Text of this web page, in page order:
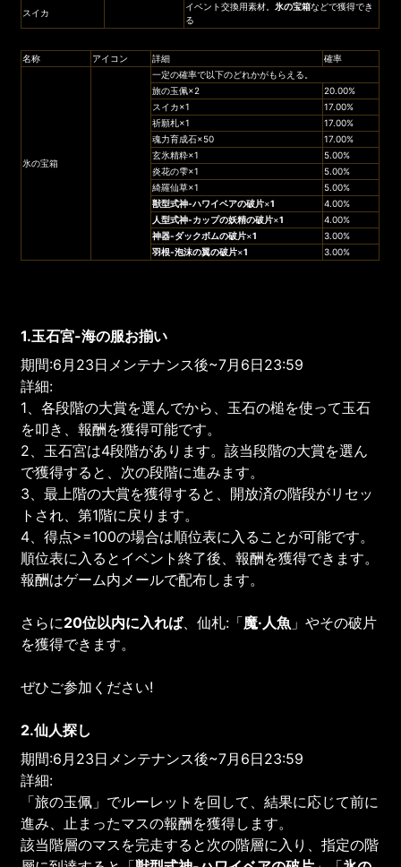
スイカ
イベント交換用素材。氷の宝箱などで獲得でき
る
名称 アイコン 詳細 確率
氷の宝箱
一定の確率で以下のどれかがもらえる。
旅の玉佩×2
20.00%
スイカ×1
17.00%
祈願札×1
17.00%
魂力育成石×50
17.00%
玄氷精粋×1
5.00%
炎花の雫×1
5.00%
綺羅仙草×1
5.00%
獣型式神-ハワイベアの破片×1
4.00%
人型式神-カップの妖精の破片×1
4.00%
神器-ダックボムの破片×1
3.00%
羽根-泡沫の翼の破片×1 3.00%
1.玉石宮-海の服お揃い
期間:6月23日メンテナンス後~7月6日23:59
詳細:
1、各段階の大賞を選んでから、玉石の槌を使って玉石
を叩き、報酬を獲得可能です。
2、玉石宮は4段階があります。該当段階の大賞を選ん
で獲得すると、次の段階に進みます。
3、最上階の大賞を獲得すると、開放済の階段がリセッ
トされ、第1階に戻ります。
4、得点>=100の場合は順位表に入ることが可能です。
順位表に入るとイベント終了後、報酬を獲得できます。
報酬はゲーム内メールで配布します。
さらに20位以内に入れば、仙札:「魔·人魚 」やその破片
を獲得できます。
ぜひご参加ください!
2.仙人探し
期間:6月23日メンテナンス後~7月6日23:59
詳細:
「旅の玉佩」でルーレットを回して、結果に応じて前に
進み、止まったマスの報酬を獲得します。
該当階層のマスを完走すると次の階層に入り、指定の階